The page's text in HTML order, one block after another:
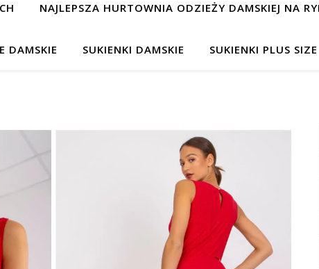
NAJLEPSZA HURTOWNIA ODZIEŻY DAMSKIEJ NA
DAMSKIE SUKIENKI DAMSKIE SUKIENKI PLUS SIZE